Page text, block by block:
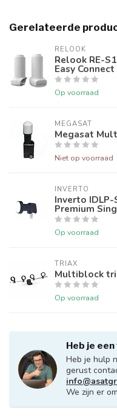
Gerelateerde
RELOOK
Relook RE-
Easy Connect
Op voorraad
MEGASAT
Megasat
Niet op voorraad
INVERTO
Inverto IDLP-
Premium
Op voorraad
TRIAX
Multiblock
Op voorraad
Heb je
Heb je hulp
gerust
We zijn er